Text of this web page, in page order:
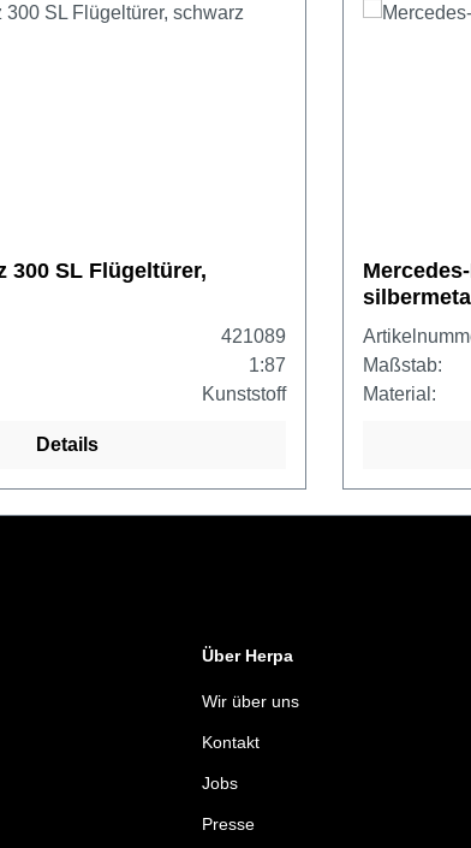
300 SL Flügeltürer,
421089
1:87
Kunststoff
Details
Maßstab:
Material:
Über Herpa
Wir über uns
Kontakt
Jobs
Presse